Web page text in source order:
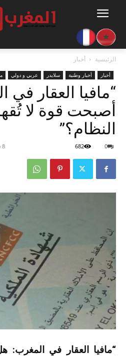
الرئيسية أخبار
أخبار أخبار وطنية سلايدر عربي و دولي
“مافيا العقار
أصبحت قوة لا
النظام؟”
8 فبراير 2025 0
682
“مافيا العقار في المغرب: